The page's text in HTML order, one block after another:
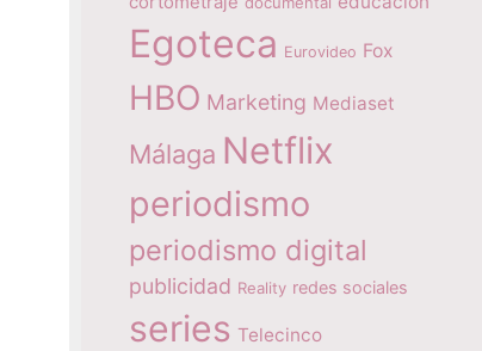
Egoteca Eurovideo Fox
HBO Marketing Mediaset
Málaga Netflix
periodismo
periodismo digital
publicidad Reality redes sociales
series Telecinco